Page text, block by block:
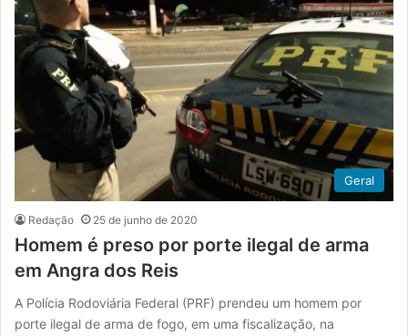
Geral
Redação 25 de junho de 2020
Homem é preso por porte ilegal de arma
em Angra dos Reis
A Polícia Rodoviária Federal (PRF) prendeu um homem por
porte ilegal de arma de fogo, em uma fiscalização, na